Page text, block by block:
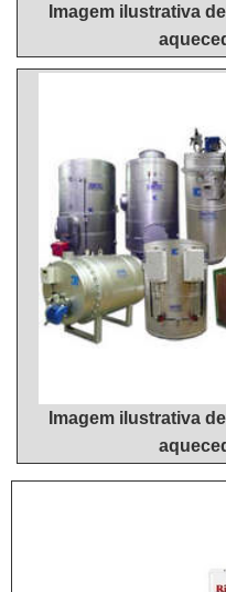
Imagem ilustrativa
Imagem ilustrativa